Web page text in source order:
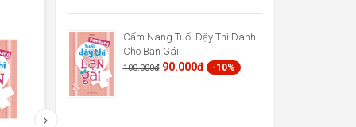
Cẩm Nang Tuổi Dậy Thì Dành
Cho Bạn Gái
100.000đ 90.000đ -10%